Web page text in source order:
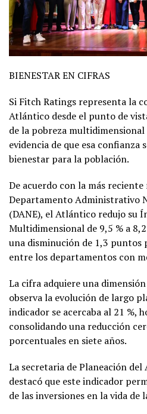
BIENESTAR EN CIFRAS
Si Fitch Ratings representa la
Atlántico desde el punto de
de la pobreza
evidencia de que esa confianza
bienestar para la población.
De acuerdo con la más
Departamento Administrativo
(DANE), el Atlántico redujo su
Multidimensional de 9,5 % a
una disminución de 1,3 puntos
entre los departamentos con
La cifra adquiere una
observa la evolución de largo
indicador se acercaba al 21 %,
consolidando una reducción
porcentuales en siete años.
La secretaria de Planeación
destacó que este indicador
de las inversiones en la vida de